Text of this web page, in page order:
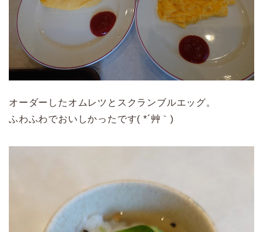
オーダーしたオムレツとスクランブルエッグ。
ふわふわでおいしかったです( *´艸｀)